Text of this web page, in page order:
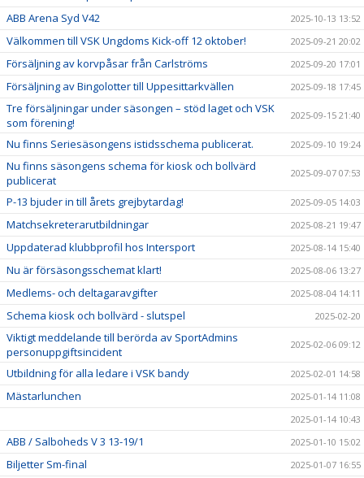
ABB Arena Syd V42 2025-10-13 13:52
Välkommen till VSK Ungdoms Kick-off 12 oktober! 2025-09-21 20:02
Försäljning av korvpåsar från Carlströms 2025-09-20 17:01
Försäljning av Bingolotter till Uppesittarkvällen 2025-09-18 17:45
Tre försäljningar under säsongen – stöd laget och VSK
som förening!
2025-09-15 21:40
Nu finns Seriesäsongens istidsschema publicerat. 2025-09-10 19:24
Nu finns säsongens schema för kiosk och bollvärd
publicerat
2025-09-07 07:53
P-13 bjuder in till årets grejbytardag! 2025-09-05 14:03
Matchsekreterarutbildningar 2025-08-21 19:47
Uppdaterad klubbprofil hos Intersport 2025-08-14 15:40
Nu är försäsongsschemat klart! 2025-08-06 13:27
Medlems- och deltagaravgifter 2025-08-04 14:11
Schema kiosk och bollvärd - slutspel 2025-02-20
Viktigt meddelande till berörda av SportAdmins
personuppgiftsincident
2025-02-06 09:12
Utbildning för alla ledare i VSK bandy 2025-02-01 14:58
Mästarlunchen
2025-01-14 11:08
2025-01-14 10:43
ABB / Salboheds V 3 13-19/1 2025-01-10 15:02
Biljetter Sm-final 2025-01-07 16:55